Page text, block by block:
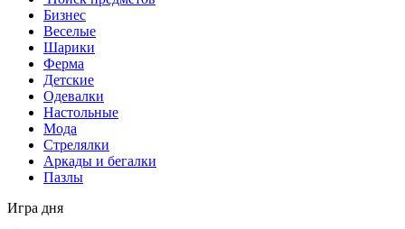
Бизнес
Веселые
Шарики
Ферма
Детские
Одевалки
Настольные
Мода
Стрелялки
Аркады и бегалки
Пазлы
Игра дня